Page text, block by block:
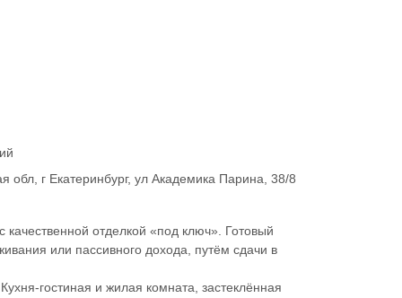
обл, г Екатеринбург, ул Академика Парина, 38/8
качественной отделкой «под ключ». Готовый
или пассивного дохода, путём сдачи в
гостиная и жилая комната, застеклённая